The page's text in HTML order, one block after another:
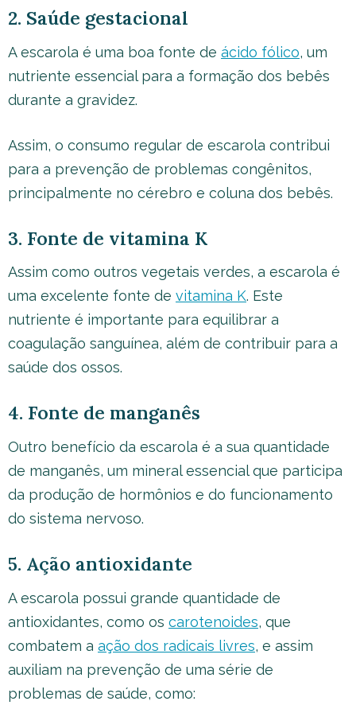
2. Saúde gestacional
A escarola é uma boa fonte de ácido fólico, um
nutriente essencial para a formação dos bebês
durante a gravidez.
Assim, o consumo regular de escarola contribui
para a prevenção de problemas congênitos,
principalmente no cérebro e coluna dos bebês.
3. Fonte de vitamina K
Assim como outros vegetais verdes, a escarola é
uma excelente fonte de vitamina K. Este
nutriente é importante para equilibrar a
coagulação sanguínea, além de contribuir para a
saúde dos ossos.
4. Fonte de manganês
Outro benefício da escarola é a sua quantidade
de manganês, um mineral essencial que participa
da produção de hormônios e do funcionamento
do sistema nervoso.
5. Ação antioxidante
A escarola possui grande quantidade de
antioxidantes, como os carotenoides, que
combatem a ação dos radicais livres, e assim
auxiliam na prevenção de uma série de
problemas de saúde, como: